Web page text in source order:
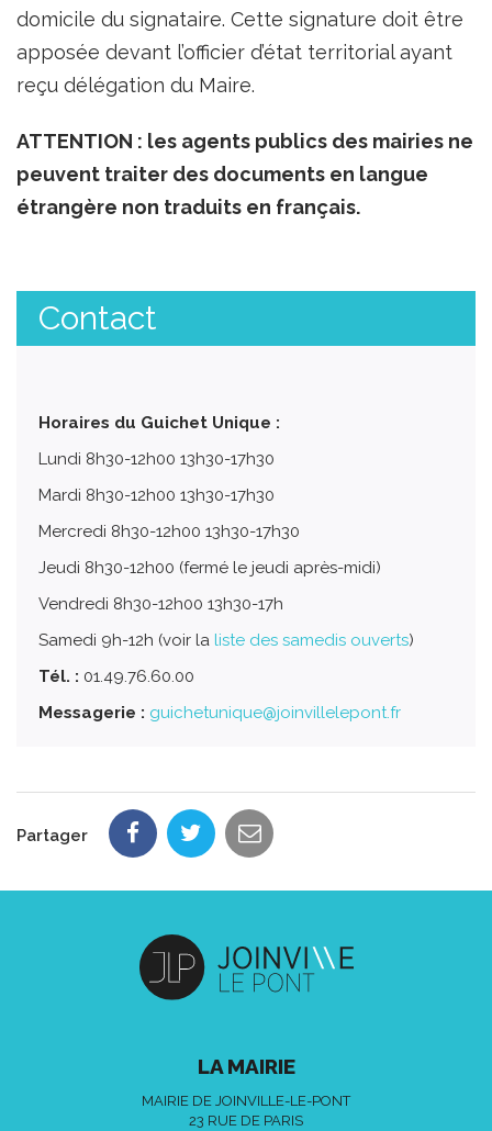
domicile du signataire. Cette signature doit être
apposée devant l’officier d’état territorial ayant
reçu délégation du Maire.
ATTENTION : les agents publics des mairies ne
peuvent traiter des documents en langue
étrangère non traduits en français.
Contact
Horaires du Guichet Unique :
Lundi 8h30-12h00 13h30-17h30
Mardi 8h30-12h00 13h30-17h30
Mercredi 8h30-12h00 13h30-17h30
Jeudi 8h30-12h00 (fermé le jeudi après-midi)
Vendredi 8h30-12h00 13h30-17h
Samedi 9h-12h (voir la liste des samedis ouverts)
Tél. : 01.49.76.60.00
Messagerie : guichetunique@joinvillelepont.fr
Partager
LA MAIRIE
MAIRIE DE JOINVILLE-LE-PONT
23 RUE DE PARIS